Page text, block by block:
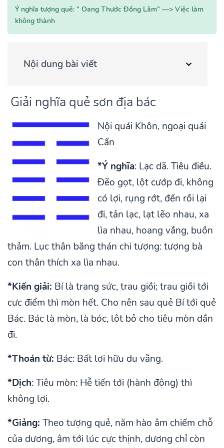
Ý nghĩa tượng quẻ: ” Oang Thước Đồng Lâm” —> Việc làm
không thành
Nội dung bài viết
Giải nghĩa quẻ sơn địa bác
Nội quái Khôn, ngoại quái
Cấn
*Ý nghĩa: Lạc dã. Tiêu điều.
Đẽo gọt, lột cướp đi, không
có lợi, rụng rớt, đến rồi lại
đi, tản lạc, lạt lẽo nhau, xa
lìa nhau, hoang vắng, buồn
thảm. Lục thân băng thán chi tượng: tượng bà
con thân thích xa lìa nhau.
*Kiến giải: Bí là trang sức, trau giồi; trau giồi tới
cực điểm thì mòn hết. Cho nên sau quẻ Bí tới quẻ
Bác. Bác là mòn, là bóc, lột bỏ cho tiêu mòn dần
đi.
*Thoán từ: Bác: Bất lợi hữu du vãng.
*Dịch: Tiêu mòn: Hễ tiến tới (hành động) thì
không lợi.
*Giảng: Theo tượng quẻ, năm hào âm chiếm chỗ
của dương, âm tới lúc cực thịnh, dương chỉ còn